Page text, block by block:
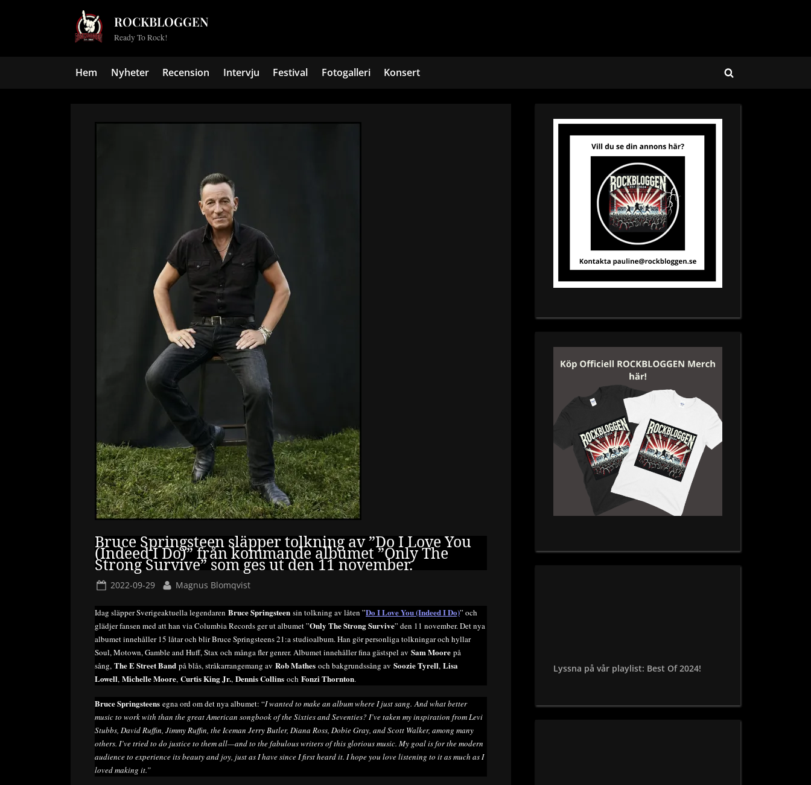
ROCKBLOGGEN
Ready To Rock!
Hem Nyheter Recension Intervju Festival Fotogalleri Konsert
Toggle
Bruce Springsteen släpper tolkning av ”Do I Love You
(Indeed I Do)” från kommande albumet ”Only The
Strong Survive” som ges ut den 11 november.
Posted
2022-09-29 By
Magnus Blomqvist
Idag släpper Sverigeaktuella legendaren Bruce Springsteen sin tolkning av låten ”Do I Love You (Indeed I Do)” och
glädjer fansen med att han via Columbia Records ger ut albumet ”Only The Strong Survive” den 11 november. Det nya
albumet innehåller 15 låtar och blir Bruce Springsteens 21:a studioalbum. Han gör personliga tolkningar och hyllar
Soul, Motown, Gamble and Huff, Stax och många fler genrer. Albumet innehåller fina gästspel av Sam Moore på
sång, The E Street Band på blås, stråkarrangemang av Rob Mathes och bakgrundssång av Soozie Tyrell, Lisa
Lowell, Michelle Moore, Curtis King Jr., Dennis Collins och Fonzi Thornton.
Bruce Springsteens egna ord om det nya albumet: “I wanted to make an album where I just sang. And what better
music to work with than the great American songbook of the Sixties and Seventies? I’ve taken my inspiration from Levi
Stubbs, David Ruffin, Jimmy Ruffin, the Iceman Jerry Butler, Diana Ross, Dobie Gray, and Scott Walker, among many
others. I’ve tried to do justice to them all—and to the fabulous writers of this glorious music. My goal is for the modern
audience to experience its beauty and joy, just as I have since I first heard it. I hope you love listening to it as much as I
loved making it.”
Lyssna på vår playlist: Best Of 2024!